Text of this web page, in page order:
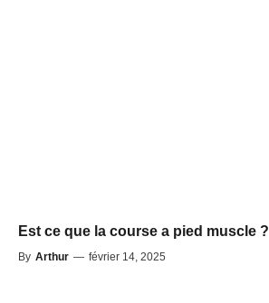
Est ce que la course a pied muscle ?
By Arthur — février 14, 2025